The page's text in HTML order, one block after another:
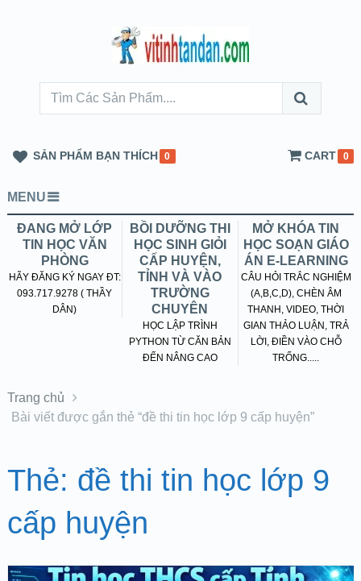
SẢN PHẨM BẠN THÍCH 0 CART 0
MENU
ĐANG MỞ LỚP
TIN HỌC VĂN
PHÒNG
HÃY ĐĂNG KÝ NGAY ĐT:
093.717.9278 ( THẦY
DÂN)
BỒI DƯỠNG THI
HỌC SINH GIỎI
CẤP HUYỆN,
TỈNH VÀ VÀO
TRƯỜNG
CHUYÊN
HỌC LẬP TRÌNH
PYTHON TỪ CĂN BẢN
ĐẾN NÂNG CAO
MỞ KHÓA TIN
HỌC SOẠN GIÁO
ÁN E-LEARNING
CÂU HỎI TRẮC NGHIỆM
(A,B,C,D), CHÈN ÂM
THANH, VIDEO, THỜI
GIAN THẢO LUẬN, TRẢ
LỜI, ĐIỀN VÀO CHỖ
TRỐNG.....
Trang chủ
Bài viết được gắn thẻ “đề thi tin học lớp 9 cấp huyện”
Thẻ: đề thi tin học lớp 9
cấp huyện